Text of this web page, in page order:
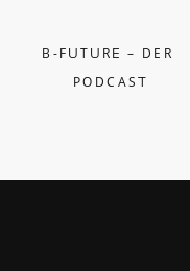
B-FUTURE – DER
PODCAST